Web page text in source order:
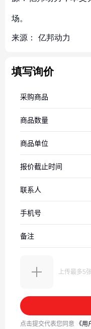
场。
来源： 亿邦动力
填写询价